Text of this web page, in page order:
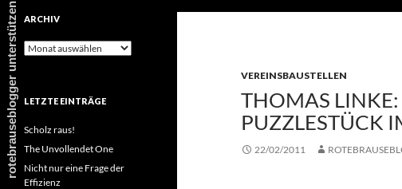
VEREINSBAUSTELLEN
THOMAS LINKE:
PUZZLESTÜCK
22/02/2011
ARCHIV
Archiv
LETZTE EINTRÄGE
Scholz raus!
The Unvollendet One
Nicht nur eine Frage der
Effizienz
rotebrauseblogger unterstützen